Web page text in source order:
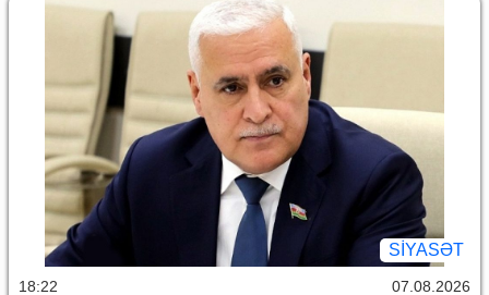
SİYASƏT
18:22 07.08.2026